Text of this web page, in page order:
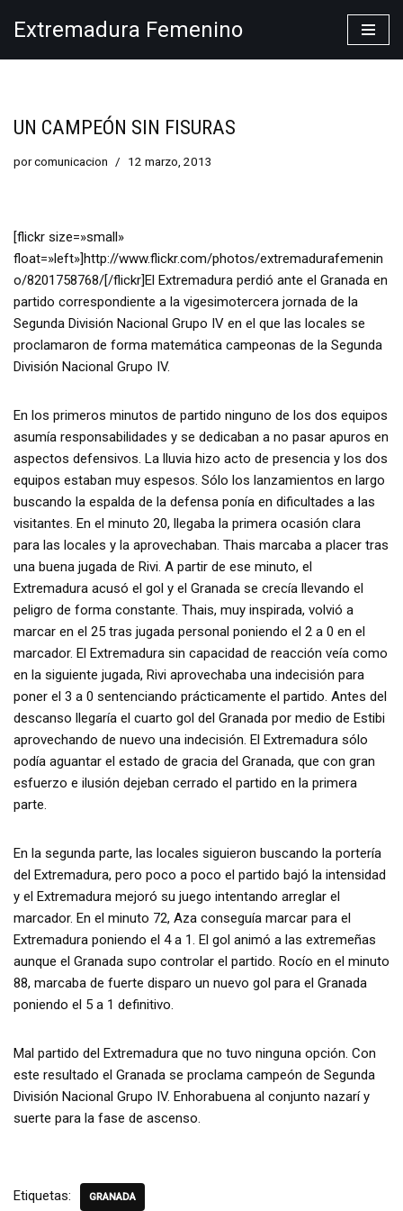
Extremadura Femenino
UN CAMPEÓN SIN FISURAS
porcomunicacion 12 marzo, 2013
[flickr size=»small»
float=»left»]http://www.flickr.com/photos/extremadurafemenin
o/8201758768/[/flickr]El Extremadura perdió ante el Granada en
partido correspondiente a la vigesimotercera jornada de la
Segunda División Nacional Grupo IV en el que las locales se
proclamaron de forma matemática campeonas de la Segunda
División Nacional Grupo IV.
En los primeros minutos de partido ninguno de los dos equipos
asumía responsabilidades y se dedicaban a no pasar apuros en
aspectos defensivos. La lluvia hizo acto de presencia y los dos
equipos estaban muy espesos. Sólo los lanzamientos en largo
buscando la espalda de la defensa ponía en dificultades a las
visitantes. En el minuto 20, llegaba la primera ocasión clara
para las locales y la aprovechaban. Thais marcaba a placer tras
una buena jugada de Rivi. A partir de ese minuto, el
Extremadura acusó el gol y el Granada se crecía llevando el
peligro de forma constante. Thais, muy inspirada, volvió a
marcar en el 25 tras jugada personal poniendo el 2 a 0 en el
marcador. El Extremadura sin capacidad de reacción veía como
en la siguiente jugada, Rivi aprovechaba una indecisión para
poner el 3 a 0 sentenciando prácticamente el partido. Antes del
descanso llegaría el cuarto gol del Granada por medio de Estibi
aprovechando de nuevo una indecisión. El Extremadura sólo
podía aguantar el estado de gracia del Granada, que con gran
esfuerzo e ilusión dejeban cerrado el partido en la primera
parte.
En la segunda parte, las locales siguieron buscando la portería
del Extremadura, pero poco a poco el partido bajó la intensidad
y el Extremadura mejoró su juego intentando arreglar el
marcador. En el minuto 72, Aza conseguía marcar para el
Extremadura poniendo el 4 a 1. El gol animó a las extremeñas
aunque el Granada supo controlar el partido. Rocío en el minuto
88, marcaba de fuerte disparo un nuevo gol para el Granada
poniendo el 5 a 1 definitivo.
Mal partido del Extremadura que no tuvo ninguna opción. Con
este resultado el Granada se proclama campeón de Segunda
División Nacional Grupo IV. Enhorabuena al conjunto nazarí y
suerte para la fase de ascenso.
Etiquetas: GRANADA